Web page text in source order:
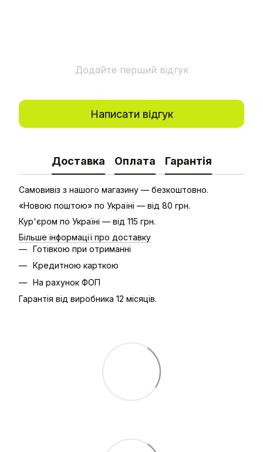
Додайте перший відгук
Написати відгук
Доставка Оплата Гарантія
Самовивіз з нашого магазину — безкоштовно.
«Новою поштою» по Україні — від 80 грн.
Кур'єром по Україні — від 115 грн.
Більше інформації про доставку
Готівкою при отриманні
Кредитною карткою
На рахунок ФОП
Гарантія від виробника 12 місяців.